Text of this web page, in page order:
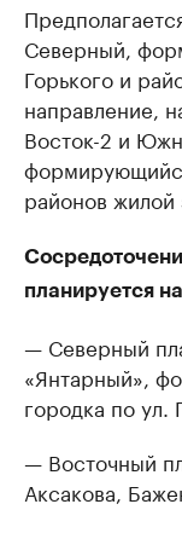
Северный,
Горького и
направление,
Восток-2 и
районов жилой
планируется
— Северный
«Янтарный»,
городка по ул.
— Восточный
Аксакова,